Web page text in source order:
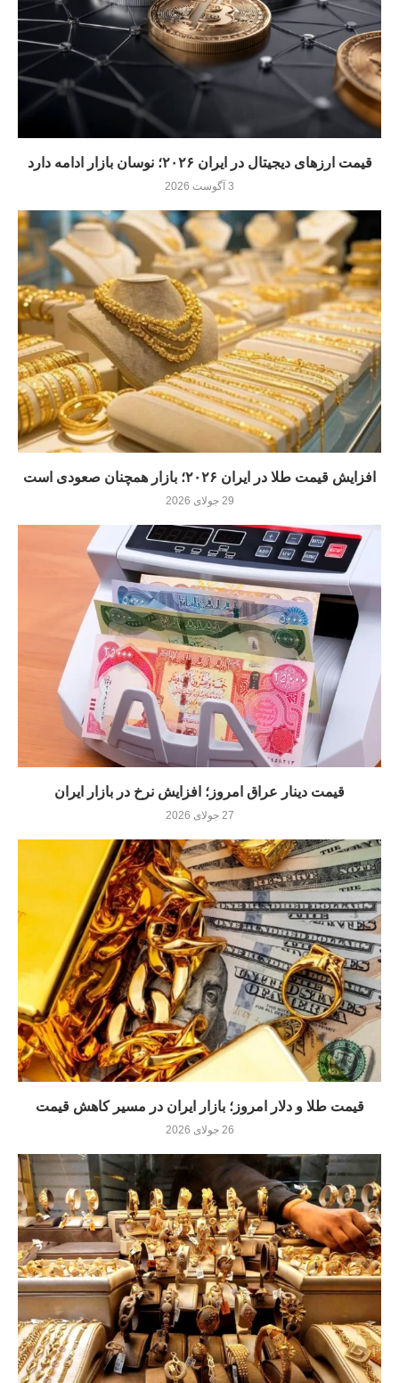
قیمت ارزهای دیجیتال در ایران ۲۰۲۶؛ نوسان بازار ادامه دارد
3 آگوست 2026
افزایش قیمت طلا در ایران ۲۰۲۶؛ بازار همچنان صعودی است
29 جولای 2026
قیمت دینار عراق امروز؛ افزایش نرخ در بازار ایران
27 جولای 2026
قیمت طلا و دلار امروز؛ بازار ایران در مسیر کاهش قیمت
26 جولای 2026